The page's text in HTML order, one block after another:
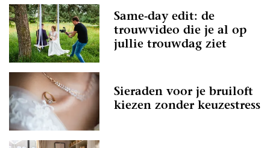
Same-day edit: de
trouwvideo die je al op
jullie trouwdag ziet
Sieraden voor je bruiloft
kiezen zonder keuzestress